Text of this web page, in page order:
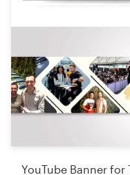
YouTube Banner